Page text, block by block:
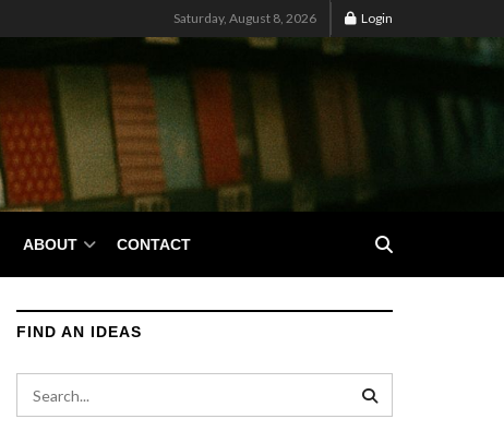
Saturday, August 8, 2026 Login
ABOUT CONTACT
FIND AN IDEAS